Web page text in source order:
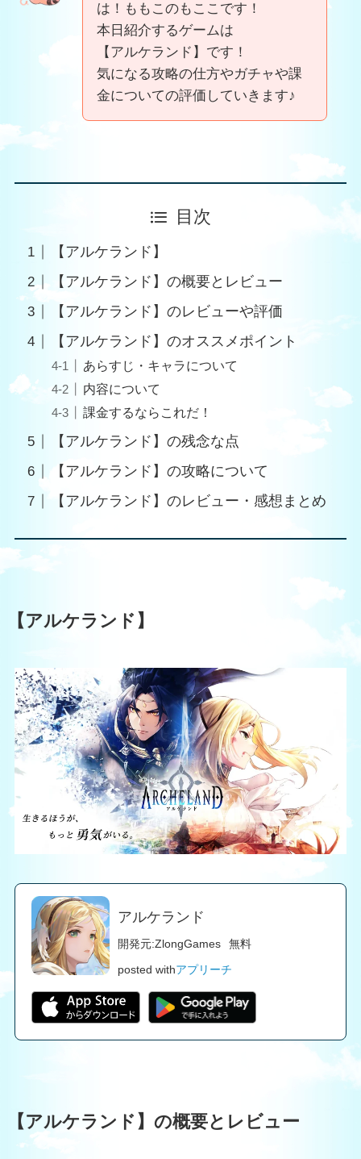
は！ももこのもここです！
本日紹介するゲームは
【アルケランド】です！
気になる攻略の仕方やガチャや課
金についての評価していきます♪
目次
【アルケランド】
【アルケランド】の概要とレビュー
【アルケランド】のレビューや評価
【アルケランド】のオススメポイント
あらすじ・キャラについて
内容について
課金するならこれだ！
【アルケランド】の残念な点
【アルケランド】の攻略について
【アルケランド】のレビュー・感想まとめ
【アルケランド】
アルケランド
開発元:ZlongGames
無料
posted withアプリーチ
【アルケランド】の概要とレビュー